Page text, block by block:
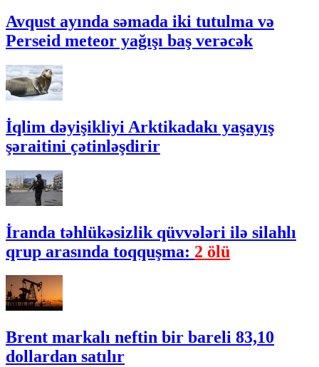
Avqust ayında səmada iki tutulma və
Perseid meteor yağışı baş verəcək
İqlim dəyişikliyi Arktikadakı yaşayış
şəraitini çətinləşdirir
İranda təhlükəsizlik qüvvələri ilə silahlı
qrup arasında toqquşma: 2 ölü
Brent markalı neftin bir bareli 83,10
dollardan satılır